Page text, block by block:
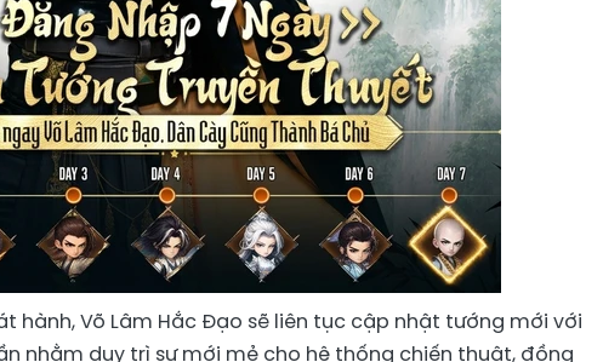
hành, Võ Lâm Hắc Đạo sẽ liên tục cập nhật tướng mới với
nhằm duy trì sự mới mẻ cho hệ thống chiến thuật, đồng